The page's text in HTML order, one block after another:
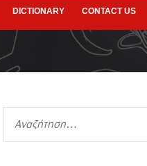
DICTIONARY CONTACT US